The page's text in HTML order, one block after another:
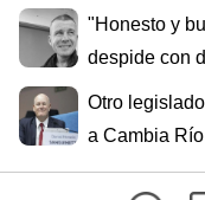
"Honesto y
despide con
Otro
a Cambia